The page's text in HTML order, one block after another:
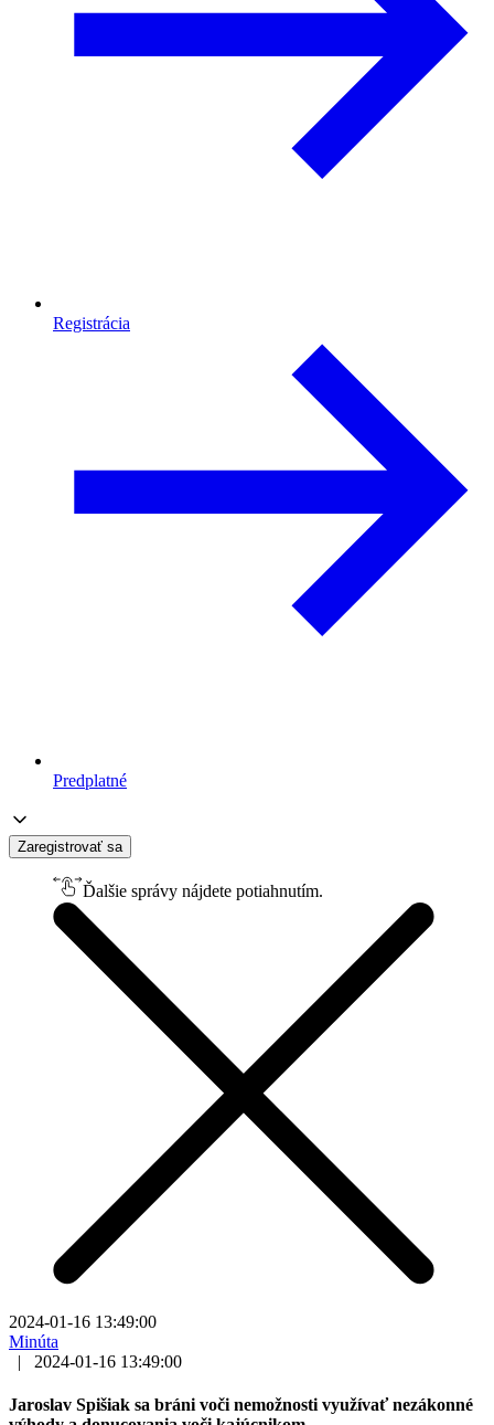
Registrácia
Predplatné
Zaregistrovať sa
Ďalšie správy nájdete potiahnutím.
2024-01-16 13:49:00
Minúta
|
2024-01-16 13:49:00
Jaroslav Spišiak sa bráni voči nemožnosti využívať nezákonné